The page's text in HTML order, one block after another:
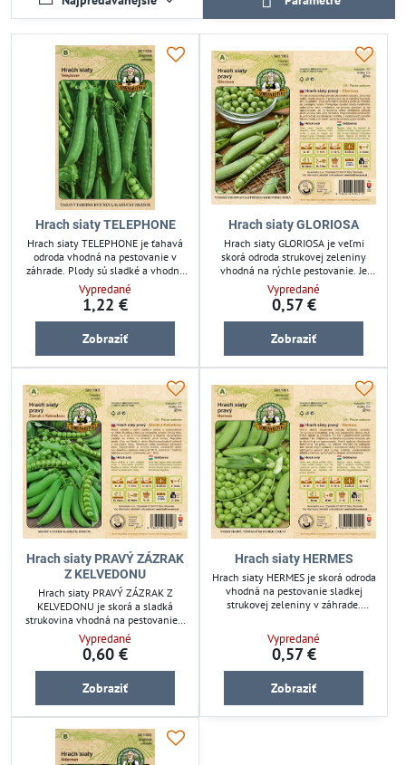
Hrach siaty TELEPHONE
Hrach siaty TELEPHONE je ťahavá
odroda vhodná na pestovanie v
záhrade. Plody sú sladké a vhodné
na priamu konzumáciu aj ďalšie
spracovanie. Ideálny pre
pestovateľov hľadajúcich odolnú
strukovinu s jednoduchou
starostlivosťou. Zabezpečuje úrodu
Vypredané
1,22 €
Zobraziť
Hrach siaty GLORIOSA
Hrach siaty GLORIOSA je veľmi
skorá odroda strukovej zeleniny
vhodná na rýchle pestovanie. Je
sladký a ideálny pre záhradkárov,
ktorí chcú skrátiť dobu zberu.
Semená sú odolné, podporujú
zdravý rast a zber bohatej úrody.
Vhodný pre záhrady aj menšie
Vypredané
0,57 €
Zobraziť
Hrach siaty PRAVÝ ZÁZRAK
Z KELVEDONU
Hrach siaty PRAVÝ ZÁZRAK Z
KELVEDONU je skorá a sladká
strukovina vhodná na pestovanie v
záhrade. Odolné semená
zabezpečujú spoľahlivú úrodu a
jednoduchú starostlivosť. Ideálny
pre záhradkárov, ktorí chcú pestovať
chutný a zdravý hrach na priamu
spracovanie.
Vypredané
0,60 €
Zobraziť
Hrach siaty HERMES
Hrach siaty HERMES je skorá odroda
vhodná na pestovanie sladkej
strukovej zeleniny v záhrade.
spoľahlivú úrodu pre pestovateľov
záhrad i malých políčok. Ideálny
pre ekologickú aj bežnú záhradnú
kultiváciu.
Vypredané
0,57 €
Zobraziť